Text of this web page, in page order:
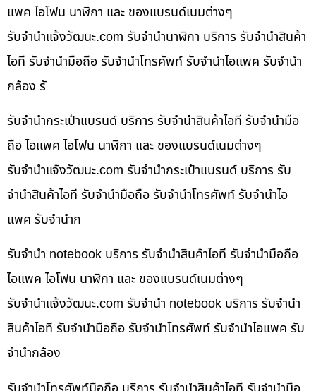
แพค ไอโฟน นาฬิกา และ ของแบรนด์เนมต่างๆ
รับจํานําแจ้งวัฒนะ.com รับจำนำนาฬิกา บริการ รับจำนำสินค้า
ไอที รับจำนำมือถือ รับจำนำโทรศัพท์ รับจำนำไอแพค รับจำนำ
กล้อง รั
รับจำนำกระเป๋าแบรนด์ บริการ รับจำนำสินค้าไอที รับจำนำมือ
ถือ ไอแพค ไอโฟน นาฬิกา และ ของแบรนด์เนมต่างๆ
รับจํานําแจ้งวัฒนะ.com รับจำนำกระเป๋าแบรนด์ บริการ รับ
จำนำสินค้าไอที รับจำนำมือถือ รับจำนำโทรศัพท์ รับจำนำไอ
แพค รับจำนำก
รับจำนำ notebook บริการ รับจำนำสินค้าไอที รับจำนำมือถือ
ไอแพค ไอโฟน นาฬิกา และ ของแบรนด์เนมต่างๆ
รับจํานําแจ้งวัฒนะ.com รับจำนำ notebook บริการ รับจำนำ
สินค้าไอที รับจำนำมือถือ รับจำนำโทรศัพท์ รับจำนำไอแพค รับ
จำนำกล้อง